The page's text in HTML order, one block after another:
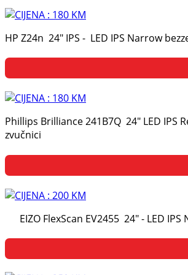
HP Z24n 24" IPS - LED IPS Narrow
Phillips Brilliance 241B7Q 24" LED IPS
zvučnici
EIZO FlexScan EV2455 24" - LED IPS